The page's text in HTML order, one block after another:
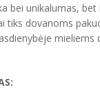
bei unikalumas,
tiks dovanoms
mieliems